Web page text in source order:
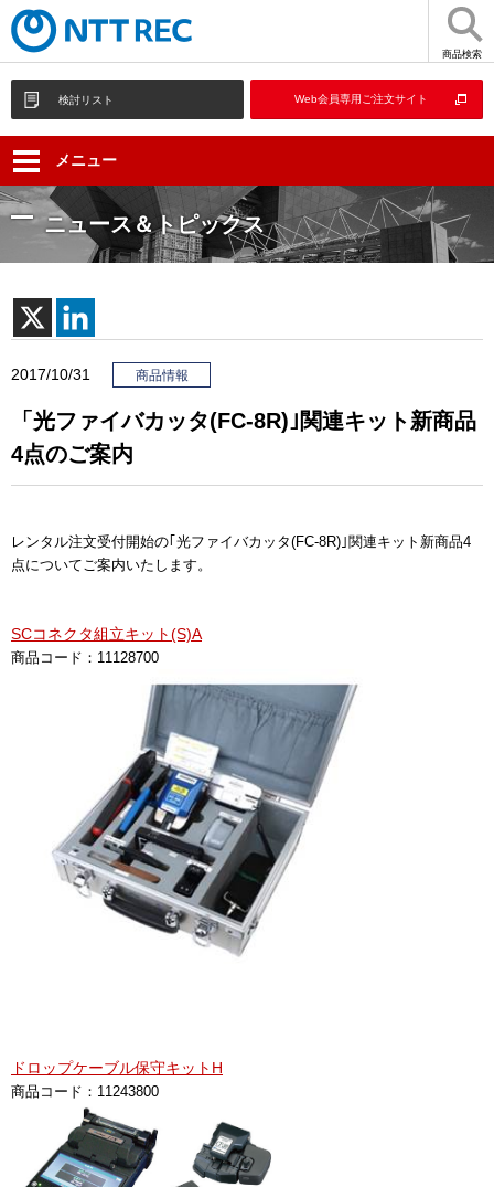
商品検索
検討リスト Web会員専用ご注文サイト
メニュー
ニュース＆トピックス
2017/10/31 商品情報
「光ファイバカッタ(FC-8R)｣関連キット新商品
4点のご案内
レンタル注文受付開始の｢光ファイバカッタ(FC-8R)｣関連キット新商品4
点についてご案内いたします。
SCコネクタ組立キット(S)A
商品コード：11128700
ドロップケーブル保守キットH
商品コード：11243800